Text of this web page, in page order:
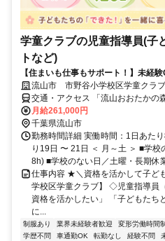
学童クラブの児童指導員(子
トなど)
【住まいも仕事もサポート！】未経
流山市 市野谷小学校区学童クラブ
交通・アクセス 「流山おおたかの
月給261,000円
千葉県流山市
勤務時間詳細 実働時間：1日あた
り19日 〜 21日 ＜ 月～土 ＞ ■学
8h) ■学校のない日／土曜・長期休
仕事内容 ★＼資格を活かして子ど
学校区学童クラブ】 ◇児童指導員
資格を活かしたい」 「子どもたち
に...
制服あり 業界未経験者歓迎 変形労働時間制
学歴不問
車通勤OK 転勤なし 経験不問